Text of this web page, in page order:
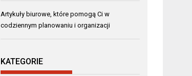
Artykuły biurowe, które pomogą Ci w
codziennym planowaniu i organizacji
KATEGORIE